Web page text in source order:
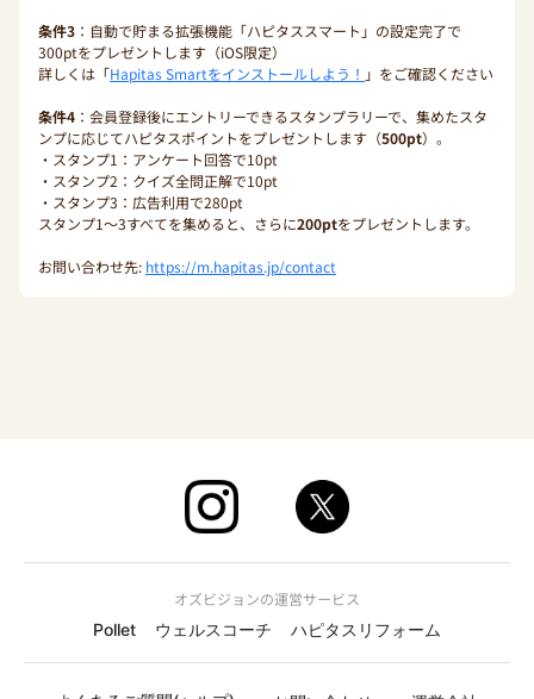
条件3 ：自動で貯まる拡張機能「ハピタススマート」の設定完了で
300ptをプレゼントします（iOS限定）
詳しくは「Hapitas Smartをインストールしよう！ 」をご確認ください
条件4 ：会員登録後にエントリーできるスタンプラリーで、集めたスタ
ンプに応じてハピタスポイントをプレゼントします（500pt）。
・スタンプ1：アンケート回答で10pt
・スタンプ2：クイズ全問正解で10pt
・スタンプ3：広告利用で280pt
スタンプ1〜3すべてを集めると、さらに200ptをプレゼントします。
お問い合わせ先: https://m.hapitas.jp/contact
オズビジョンの運営サービス
Pollet
ウェルスコーチ ハピタスリフォーム